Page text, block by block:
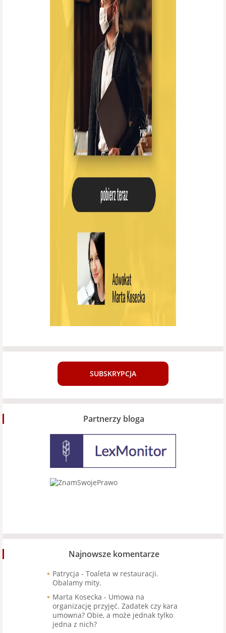
SUBSKRYPCJA
Partnerzy bloga
Najnowsze komentarze
Patrycja - Toaleta w restauracji.
Obalamy mity.
Marta Kosecka - Umowa na
organizację przyjęć. Zadatek czy kara
umowna? Obie, a może jednak tylko
jedna z nich?